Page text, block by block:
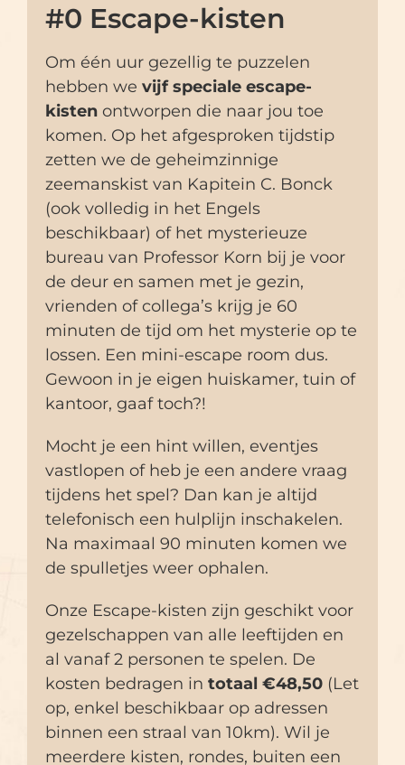
#0 Escape-kisten
Om één uur gezellig te puzzelen
hebben we vijfspeciale escape-
kisten ontworpen die naar jou toe
komen. Op het afgesproken tijdstip
zetten we de geheimzinnige
zeemanskist van Kapitein C. Bonck
(ook volledig in het Engels
beschikbaar) of het mysterieuze
bureau van Professor Korn bij je voor
de deur en samen met je gezin,
vrienden of collega’s krijg je 60
minuten de tijd om het mysterie op te
lossen. Een mini-escape room dus.
Gewoon in je eigen huiskamer, tuin of
kantoor, gaaf toch?!
Mocht je een hint willen, eventjes
vastlopen of heb je een andere vraag
tijdens het spel? Dan kan je altijd
telefonisch een hulplijn inschakelen.
Na maximaal 90 minuten komen we
de spulletjes weer ophalen.
Onze Escape-kisten zijn geschikt voor
gezelschappen van alle leeftijden en
al vanaf 2 personen te spelen. De
kosten bedragen in totaal €48,50 (Let
op, enkel beschikbaar op adressen
binnen een straal van 10km). Wil je
meerdere kisten, rondes, buiten een